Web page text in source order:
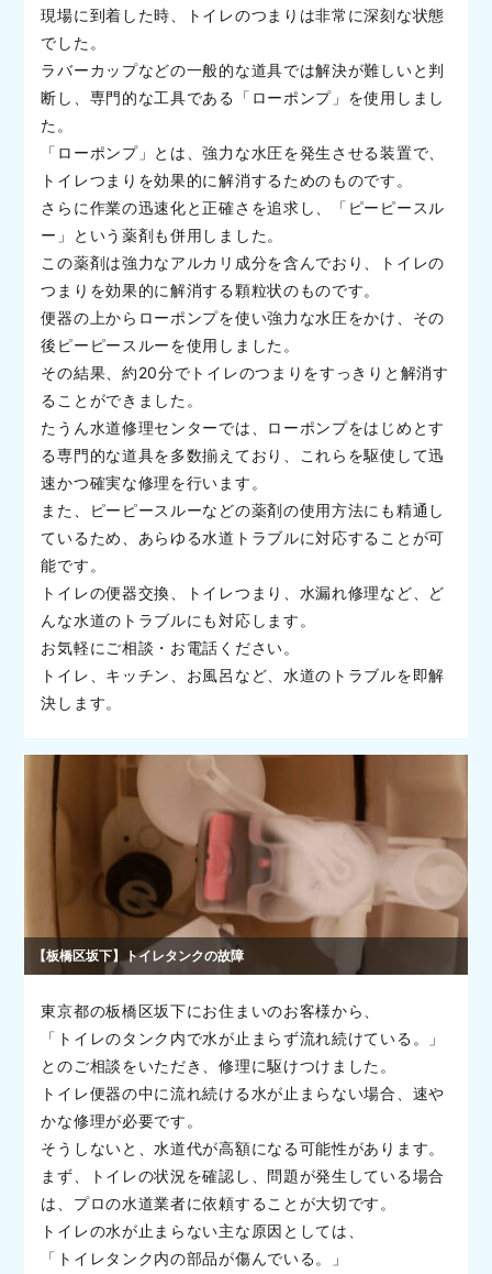
現場に到着した時、トイレのつまりは非常に深刻な状態
でした。
ラバーカップなどの一般的な道具では解決が難しいと判
断し、専門的な工具である「ローポンプ」を使用しまし
た。
「ローポンプ」とは、強力な水圧を発生させる装置で、
トイレつまりを効果的に解消するためのものです。
さらに作業の迅速化と正確さを追求し、「ピーピースル
ー」という薬剤も併用しました。
この薬剤は強力なアルカリ成分を含んでおり、トイレの
つまりを効果的に解消する顆粒状のものです。
便器の上からローポンプを使い強力な水圧をかけ、その
後ピーピースルーを使用しました。
その結果、約20分でトイレのつまりをすっきりと解消す
ることができました。
たうん水道修理センターでは、ローポンプをはじめとす
る専門的な道具を多数揃えており、これらを駆使して迅
速かつ確実な修理を行います。
また、ピーピースルーなどの薬剤の使用方法にも精通し
ているため、あらゆる水道トラブルに対応することが可
能です。
トイレの便器交換、トイレつまり、水漏れ修理など、ど
んな水道のトラブルにも対応します。
お気軽にご相談・お電話ください。
トイレ、キッチン、お風呂など、水道のトラブルを即解
決します。
【板橋区坂下】トイレタンクの故障
東京都の板橋区坂下にお住まいのお客様から、
「トイレのタンク内で水が止まらず流れ続けている。」
とのご相談をいただき、修理に駆けつけました。
トイレ便器の中に流れ続ける水が止まらない場合、速や
かな修理が必要です。
そうしないと、水道代が高額になる可能性があります。
まず、トイレの状況を確認し、問題が発生している場合
は、プロの水道業者に依頼することが大切です。
トイレの水が止まらない主な原因としては、
「トイレタンク内の部品が傷んでいる。」